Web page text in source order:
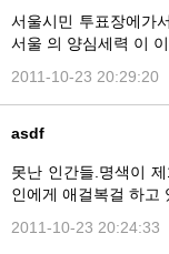
서울시민 투표장에가
서울 의 양심세력 이 이
2011-10-23 20:29:20
asdf
못난 인간들.명색이
인에게 애걸복걸 하고
2011-10-23